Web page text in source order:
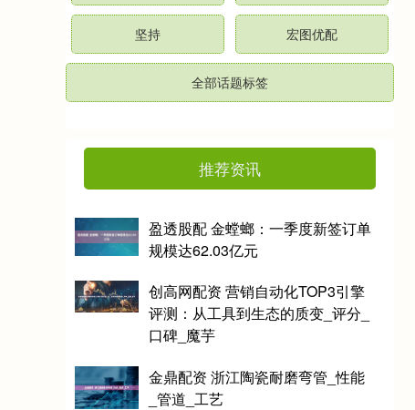
坚持 宏图优配
全部话题标签
推荐资讯
盈透股配 金螳螂：一季度新签订单
规模达62.03亿元
创高网配资 营销自动化TOP3引擎
评测：从工具到生态的质变_评分_
口碑_魔芋
金鼎配资 浙江陶瓷耐磨弯管_性能
_管道_工艺